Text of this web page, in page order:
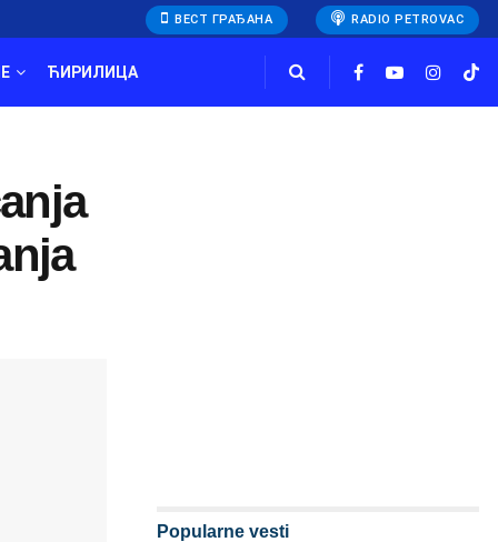
ВЕСТ ГРАЂАНА RADIO PETROVAC
ЋИРИЛИЦА
Popularne vesti